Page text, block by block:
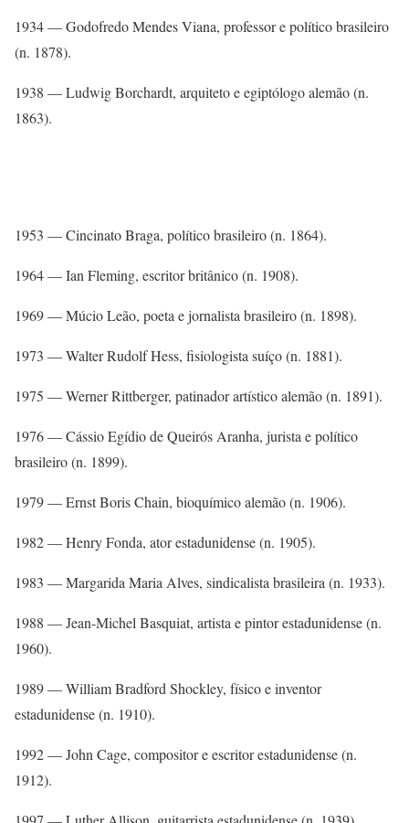
1934 — Godofredo Mendes Viana, professor e político brasileiro
(n. 1878).
1938 — Ludwig Borchardt, arquiteto e egiptólogo alemão (n.
1863).
1953 — Cincinato Braga, político brasileiro (n. 1864).
1964 — Ian Fleming, escritor britânico (n. 1908).
1969 — Múcio Leão, poeta e jornalista brasileiro (n. 1898).
1973 — Walter Rudolf Hess, fisiologista suíço (n. 1881).
1975 — Werner Rittberger, patinador artístico alemão (n. 1891).
1976 — Cássio Egídio de Queirós Aranha, jurista e político
brasileiro (n. 1899).
1979 — Ernst Boris Chain, bioquímico alemão (n. 1906).
1982 — Henry Fonda, ator estadunidense (n. 1905).
1983 — Margarida Maria Alves, sindicalista brasileira (n. 1933).
1988 — Jean-Michel Basquiat, artista e pintor estadunidense (n.
1960).
1989 — William Bradford Shockley, físico e inventor
estadunidense (n. 1910).
1992 — John Cage, compositor e escritor estadunidense (n.
1912).